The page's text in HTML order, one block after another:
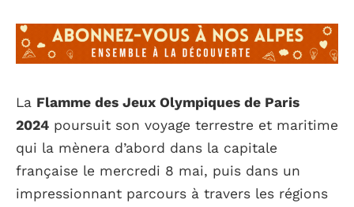
La Flamme des Jeux Olympiques de Paris
2024 poursuit son voyage terrestre et maritime
qui la mènera d’abord dans la capitale
française le mercredi 8 mai, puis dans un
impressionnant parcours à travers les régions